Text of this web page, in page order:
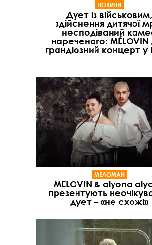
НОВИНИ
Дует із військовим,
здійснення дитячої
несподіваний
нареченого: MÉLOVIN
грандіозний концерт у
МЕЛОМАН
MЕLOVIN & alyona
презентують
дует – «не схожі»